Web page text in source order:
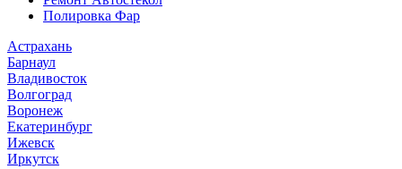
Полировка Фар
Астрахань
Барнаул
Владивосток
Волгоград
Воронеж
Екатеринбург
Ижевск
Иркутск